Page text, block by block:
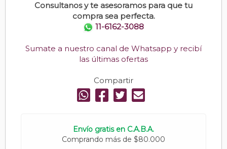
Consultanos y te asesoramos para que tu
compra sea perfecta.
11-6162-3088
Sumate a nuestro canal de Whatsapp y recibí
las últimas ofertas
Compartir
Envío gratis en C.A.B.A.
Comprando más de $80.000